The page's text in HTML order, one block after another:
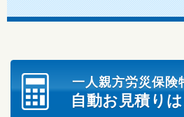
一人親方労災保険
自動お見積り